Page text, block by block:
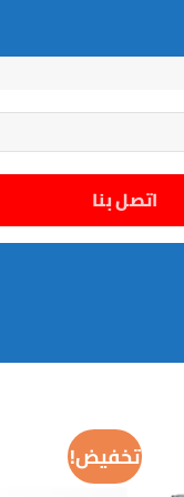
اتصل بنا
تخفيض!